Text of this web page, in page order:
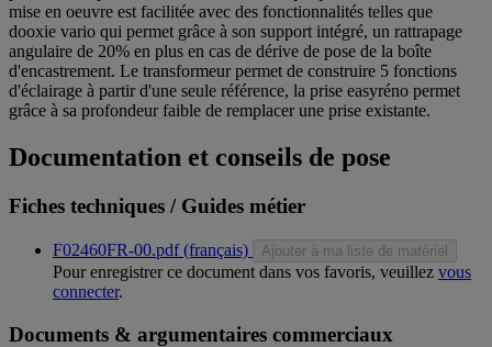
mise en oeuvre est facilitée avec des fonctionnalités telles que
dooxie vario qui permet grâce à son support intégré, un rattrapage
angulaire de 20% en plus en cas de dérive de pose de la boîte
d'encastrement. Le transformeur permet de construire 5 fonctions
d'éclairage à partir d'une seule référence, la prise easyréno permet
grâce à sa profondeur faible de remplacer une prise existante.
Documentation et conseils de pose
Fiches techniques / Guides métier
F02460FR-00.pdf (français) Ajouter à ma liste de matériel
Pour enregistrer ce document dans vos favoris, veuillez vous
connecter.
Documents & argumentaires commerciaux